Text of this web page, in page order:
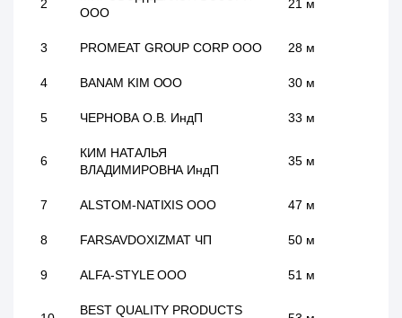
2
ООО
21 м
3 PROMEAT GROUP CORP ООО 28 м
4 BANAM KIM ООО 30 м
5 ЧЕРНОВА О.В. ИндП 33 м
6
КИМ НАТАЛЬЯ
ВЛАДИМИРОВНА ИндП
35 м
7 ALSTOM-NATIXIS ООО 47 м
8 FARSAVDOXIZMAT ЧП 50 м
9 ALFA-STYLE ООО 51 м
BEST QUALITY PRODUCTS